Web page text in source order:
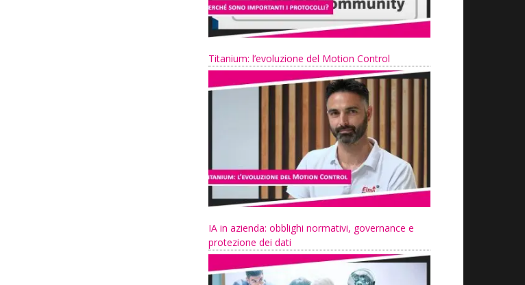
Titanium: l’evoluzione del Motion Control
IA in azienda: obblighi normativi, governance e
protezione dei dati